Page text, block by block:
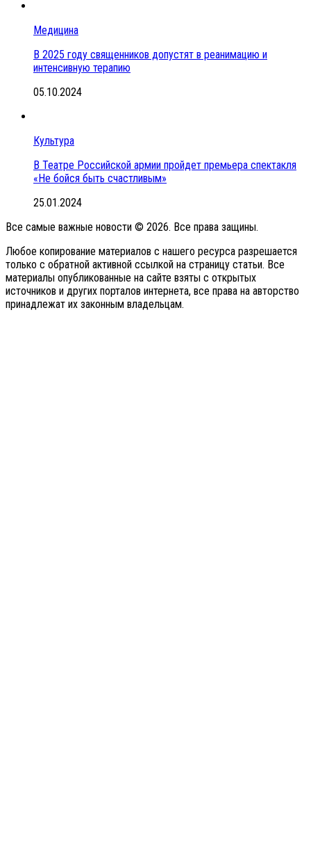
Медицина
В 2025 году священников допустят в реанимацию и
интенсивную терапию
05.10.2024
Культура
В Театре Российской армии пройдет премьера спектакля
«Не бойся быть счастливым»
25.01.2024
Все самые важные новости © 2026. Все права защины.
Любое копирование материалов с нашего ресурса разрешается
только с обратной активной ссылкой на страницу статьи. Все
материалы опубликованные на сайте взяты с открытых
источников и других порталов интернета, все права на авторство
принадлежат их законным владельцам.